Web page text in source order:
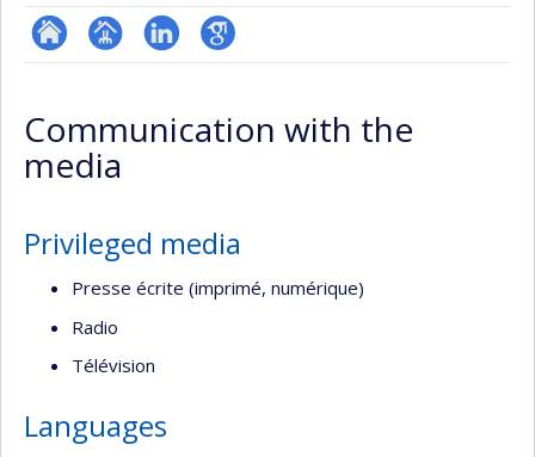
ResearchGate
Page
(faculté,département,école)
LinkedInGoogle
Communication with the
media
Privileged media
Presse écrite (imprimé, numérique)
Radio
Télévision
Languages